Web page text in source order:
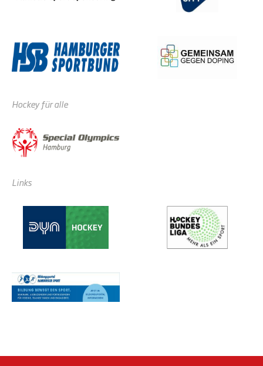
Hockey für alle
Links